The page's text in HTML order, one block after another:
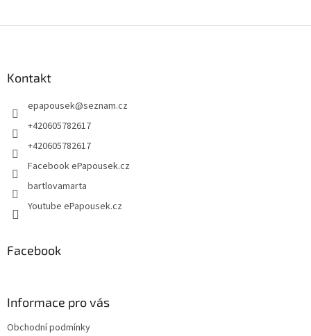
Kontakt
epapousek@seznam.cz
+420605782617
+420605782617
Facebook ePapousek.cz
bartlovamarta
Youtube ePapousek.cz
Facebook
Informace pro vás
Obchodní podmínky